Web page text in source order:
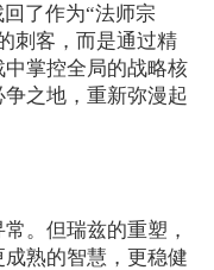
了作为“法师宗
刺客，而是通过精
掌控全局的战略核
之地，重新弥漫起
。但瑞兹的重塑，
熟的智慧，更稳健